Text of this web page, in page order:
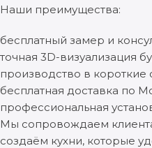
Наши преимущества:
бесплатный замер и
точная 3D-визуализация
производство в короткие
бесплатная доставка по
профессиональная
Мы сопровождаем
создаём кухни, которые